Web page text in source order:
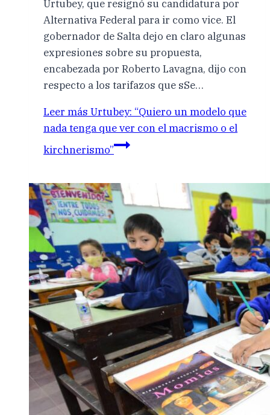
Urtubey, que resignó su candidatura por
Alternativa Federal para ir como vice. El
gobernador de Salta dejo en claro algunas
expresiones sobre su propuesta,
encabezada por Roberto Lavagna, dijo con
respecto a los tarifazos que sSe…
Leer más Urtubey: “Quiero un modelo que
nada tenga que ver con el macrismo o el
kirchnerismo”